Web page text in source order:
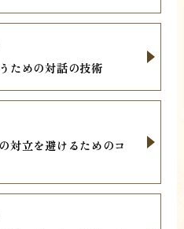
ための対話の技術
対立を避けるためのコ